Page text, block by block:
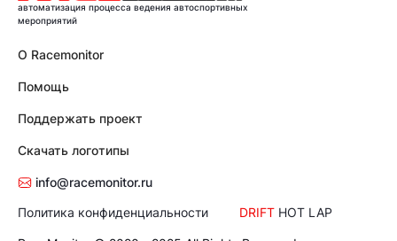
автоматизация процесса ведения автоспортивных
мероприятий
О Racemonitor
Помощь
Поддержать проект
Скачать логотипы
info@racemonitor.ru
Политика конфиденциальности
DRIFT HOT LAP